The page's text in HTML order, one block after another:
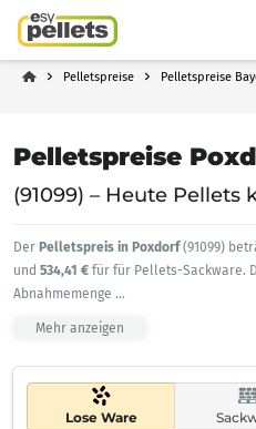
Pelletspreise Pelletspreise
Pelletspreise
(91099) – Heute Pellets
Der Pelletspreis in Poxdorf(91099)
und 534,41 € für für Pellets-Sackware.
Abnahmemenge ...
Mehr anzeigen
Lose Ware